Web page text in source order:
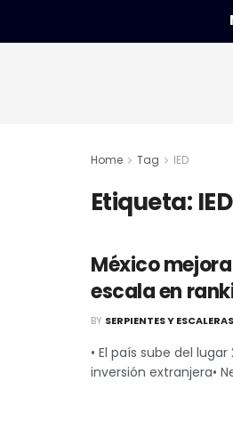
Home Tag IED
Etiqueta: IED
México
escala en
BY SERPIENTES Y ESCALERAS
• El país sube del
inversión extranjera•